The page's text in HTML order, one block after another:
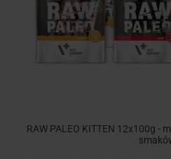
RAW PALEO KITTEN 12x100g -